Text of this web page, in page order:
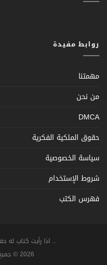
روابط مفيدة
مهمتنا
من نحن
DMCA
حقوق الملكية الفكرية
سياسة الخصوصية
شروط الإستخدام
فهرس الكتب
... اذا رأيت كتاب له
2026 © جميع الحقوق محفوظة